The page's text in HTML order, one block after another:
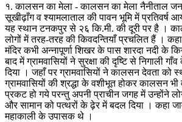
१. कालसन का मेला - कालसन का मेला नैनीताल
सूखीढ़ाँग व श्यामलाताल की पावन भूमि में प्रतिवर्ष
यह स्थान टनकपुर से २६ कि.मी. की दूरी पर है ।
लोगों में तरह-तरह की किवदन्तियाँ प्रचलित हैं ।
मंदिर कभी अन्नापूर्णा शिखर के पास शारदा नदी के
बाद में ग्रामवासियों ने सुरक्षा की दृष्टि से निगाली
दिया । जहाँ पर ग्रामवासियों ने कालसन देवता को
ग्रामवासियों की श्रद्धा के वशीभूत होकर कालसन भी
प्रकट हो गये परन्तु अपनी प्राचीन जगह में उन्होंने
और सामान को पत्थरों के ढ़ेर में बदल दिया । कहा
महाकाली के उपासक थे ।